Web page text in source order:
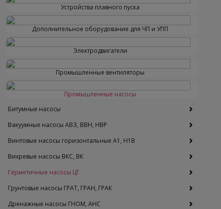
Устройства плавного пуска
Дополнительное оборудование для ЧП и УПП
Электродвигатели
Промышленные вентиляторы
Промышленные насосы
Битумные насосы
Вакуумные насосы АВЗ, ВВН, НВР
Винтовые насосы горизонтальные А1, Н1В
Вихревые насосы ВКС, ВК
Герметичные насосы ЦГ
Грунтовые насосы ГРАТ, ГРАН, ГРАК
Дренажные насосы ГНОМ, АНС